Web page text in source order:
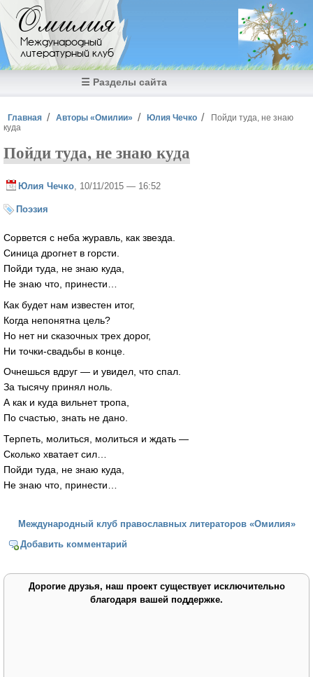
Перейти к основному содержанию
Омилия
Международный
литературный клуб
☰ Разделы сайта
Вы здесь
Главная Авторы «Омилии» Юлия Чечко
Пойди туда, не знаю
куда
Пойди туда, не знаю куда
Юлия Чечко , 10/11/2015 — 16:52
Поэзия
Сорвется с неба журавль, как звезда.
Синица дрогнет в горсти.
Пойди туда, не знаю куда,
Не знаю что, принести…
Как будет нам известен итог,
Когда непонятна цель?
Но нет ни сказочных трех дорог,
Ни точки-свадьбы в конце.
Очнешься вдруг — и увидел, что спал.
За тысячу принял ноль.
А как и куда вильнет тропа,
По счастью, знать не дано.
Терпеть, молиться, молиться и ждать —
Сколько хватает сил…
Пойди туда, не знаю куда,
Не знаю что, принести…
Международный клуб православных литераторов «Омилия»
Добавить комментарий
Дорогие друзья, наш проект существует исключительно
благодаря вашей поддержке.